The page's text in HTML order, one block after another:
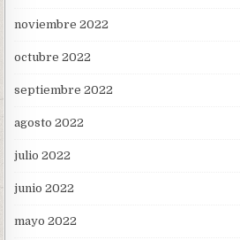
noviembre 2022
octubre 2022
septiembre 2022
agosto 2022
julio 2022
junio 2022
mayo 2022